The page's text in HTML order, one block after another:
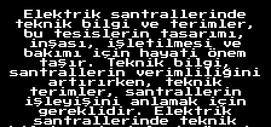
Elektrik santrallerinde
teknik bilgi ve terimler,
bu tesislerin tasarımı,
inşası, işletilmesi ve
bakımı için hayati önem
taşır. Teknik bilgi,
santrallerin verimliliğini
artırırken, teknik
terimler, santrallerin
işleyişini anlamak için
gereklidir. Elektrik
santrallerinde teknik